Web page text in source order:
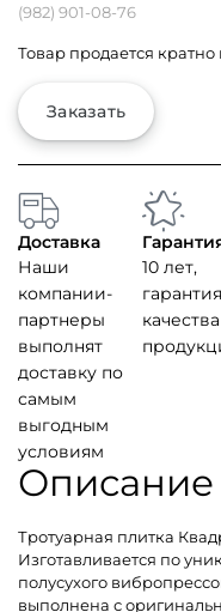
(982) 901-08-76
Товар продается кратно
Заказать
Доставка
Наши
компании-
партнеры
выполнят
доставку по
самым
выгодным
условиям
10 лет,
гарантия
качества
Описание
Тротуарная плитка
Изготавливается по
полусухого
выполнена с